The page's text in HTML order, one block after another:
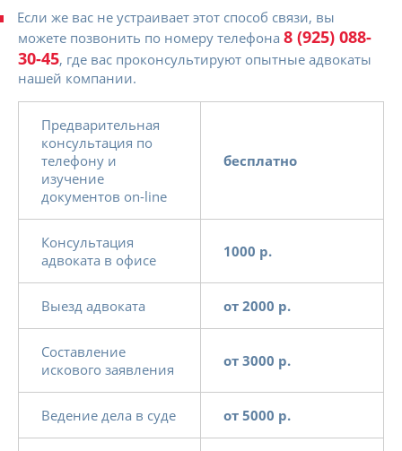
Если же вас не устраивает этот способ связи, вы
можете позвонить по номеру телефона 8 (925) 088-
30-45, где вас проконсультируют опытные адвокаты
нашей компании.
Предварительная
консультация по
телефону и
изучение
документов on-line
бесплатно
Консультация
адвоката в офисе
1000 р.
Выезд адвоката от 2000 р.
Составление
искового заявления
от 3000 р.
Ведение дела в суде от 5000 р.